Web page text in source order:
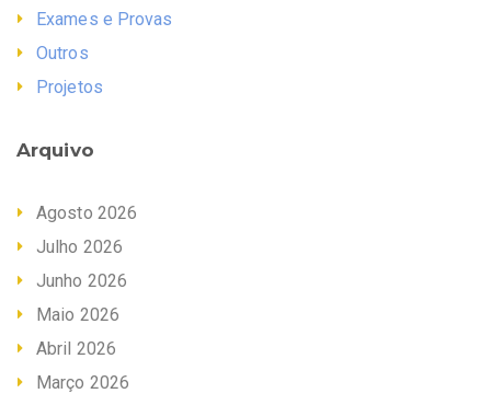
Exames e Provas
Outros
Projetos
Arquivo
Agosto 2026
Julho 2026
Junho 2026
Maio 2026
Abril 2026
Março 2026